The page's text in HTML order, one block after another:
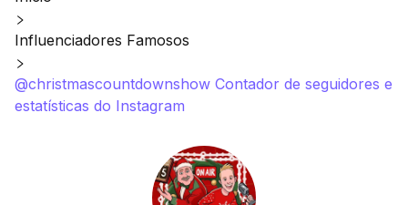
Influenciadores Famosos
@christmascountdownshow Contador de seguidores e
estatísticas do Instagram